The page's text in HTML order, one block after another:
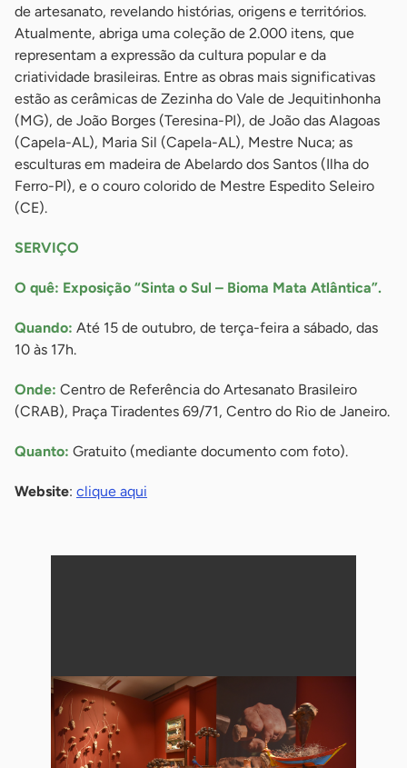
de artesanato, revelando histórias, origens e territórios.
Atualmente, abriga uma coleção de 2.000 itens, que
representam a expressão da cultura popular e da
criatividade brasileiras. Entre as obras mais significativas
estão as cerâmicas de Zezinha do Vale de Jequitinhonha
(MG), de João Borges (Teresina-PI), de João das Alagoas
(Capela-AL), Maria Sil (Capela-AL), Mestre Nuca; as
esculturas em madeira de Abelardo dos Santos (Ilha do
Ferro-PI), e o couro colorido de Mestre Espedito Seleiro
(CE).
SERVIÇO
O quê: Exposição “Sinta o Sul – Bioma Mata Atlântica”.
Quando: Até 15 de outubro, de terça-feira a sábado, das
10 às 17h.
Onde: Centro de Referência do Artesanato Brasileiro
(CRAB), Praça Tiradentes 69/71, Centro do Rio de Janeiro.
Quanto: Gratuito (mediante documento com foto).
Website: clique aqui